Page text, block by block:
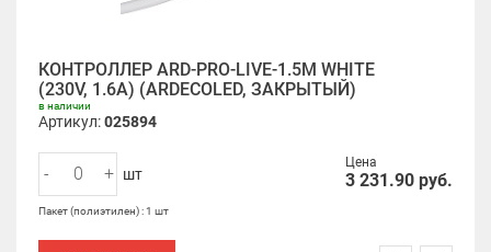
КОНТРОЛЛЕР ARD-PRO-LIVE-1.5M WHITE
(230V, 1.6A) (ARDECOLED, ЗАКРЫТЫЙ)
в наличии
Артикул:025894
Цена
3 231.90 руб.
- + шт
Пакет (полиэтилен) : 1 шт